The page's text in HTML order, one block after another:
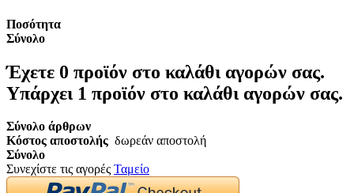
Ποσότητα
Σύνολο
Έχετε 0 προϊόν στο καλάθι αγορών σας.
Υπάρχει 1 προϊόν στο καλάθι αγορών σας.
Σύνολο άρθρων
Κόστος αποστολής δωρεάν αποστολή
Σύνολο
Συνεχίστε τις αγορές Ταμείο